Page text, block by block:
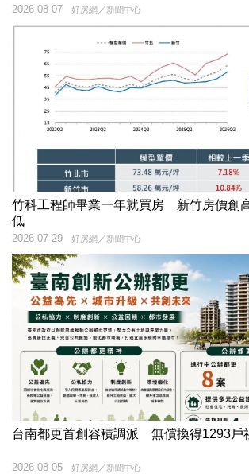
好房網／新聞中心
2026-08-07
竹科工程師畢業一年就買房 新竹房價創
低
好房網／新聞中心
2026-07-29
台南都更首創容積調派 無償換得1293戶
好房網／新聞中心
2026-08-05